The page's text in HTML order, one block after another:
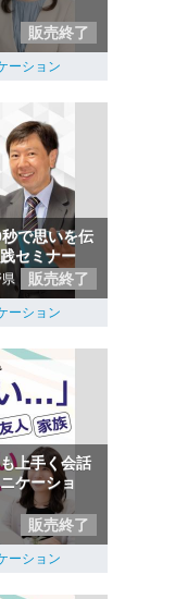
販売終了
ーション
で思いを伝
セミナー
販売終了
ーション
上手く会話
ケーショ
販売終了
ーション